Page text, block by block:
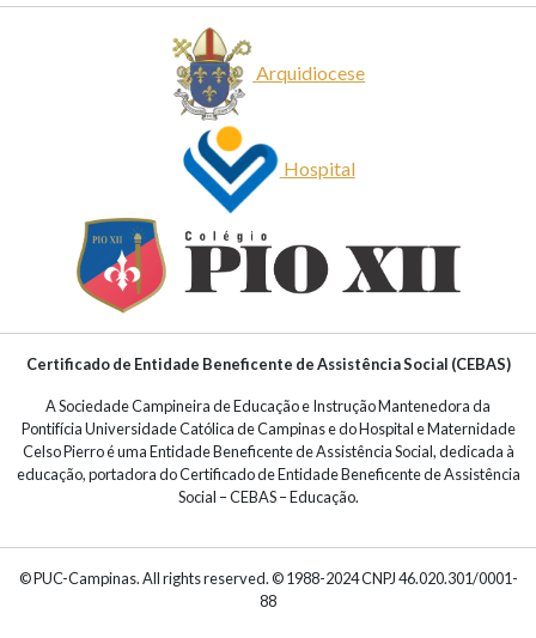
Arquidiocese
Hospital
Certificado de Entidade Beneficente de Assistência Social (CEBAS)
A Sociedade Campineira de Educação e Instrução Mantenedora da
Pontifícia Universidade Católica de Campinas e do Hospital e Maternidade
Celso Pierro é uma Entidade Beneficente de Assistência Social, dedicada à
educação, portadora do Certificado de Entidade Beneficente de Assistência
Social – CEBAS – Educação.
© PUC-Campinas. All rights reserved. © 1988-2024 CNPJ 46.020.301/0001-
88